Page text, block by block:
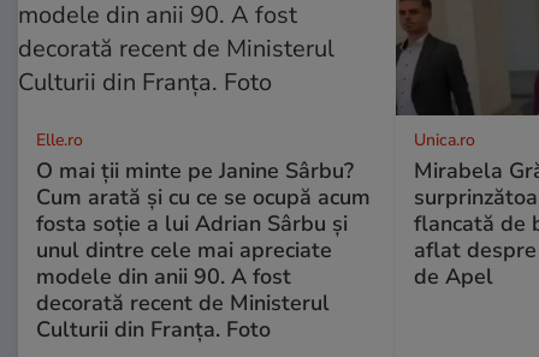
Elle.ro
O mai ții minte pe Janine Sârbu?
Cum arată și cu ce se ocupă acum
fosta soție a lui Adrian Sârbu și
unul dintre cele mai apreciate
modele din anii 90. A fost
decorată recent de Ministerul
Culturii din Franța. Foto
Unica.ro
Mirabela
flancată de
aflat
de Apel